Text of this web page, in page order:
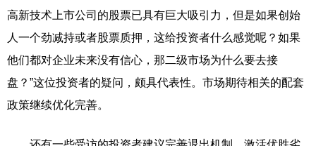
高新技术上市公司的股票已具有巨大吸引力，但是如果创始
人一个劲减持或者股票质押，这给投资者什么感觉呢？如果
他们都对企业未来没有信心，那二级市场为什么要去接
盘？”这位投资者的疑问，颇具代表性。市场期待相关的配套
政策继续优化完善。